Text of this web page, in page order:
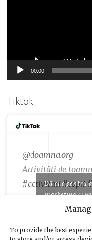
To provide the best
00:00
Tiktok
@doamna.org
Activități de
#activitati #copii
♬ Famous piano
Dă clic pentru
marketing și